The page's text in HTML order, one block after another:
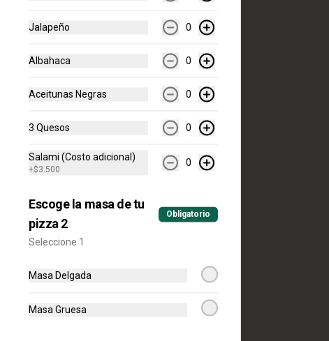
PROMO 2X1 MEDIANAS +
Alitas x6
2X1 GRANDES
porciones (total 16 porciones)
$59.900$119.800
Una pizza de 6 porciones con un
ingrediente.
Jalapeño 0
Albahaca 0
Aceitunas Negras 0
3 Quesos 0
Salami (Costo adicional)
+$3.500
0
Escoge la masa de tu
pizza 2
Obligatorio
Seleccione 1
Masa Delgada
Masa Gruesa